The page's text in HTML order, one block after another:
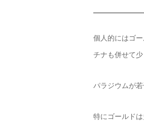
個人的にはゴ
チナも併せて
パラジウムが
特にゴールド